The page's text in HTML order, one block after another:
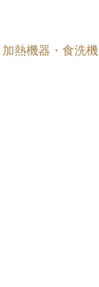
熱機器・食洗機